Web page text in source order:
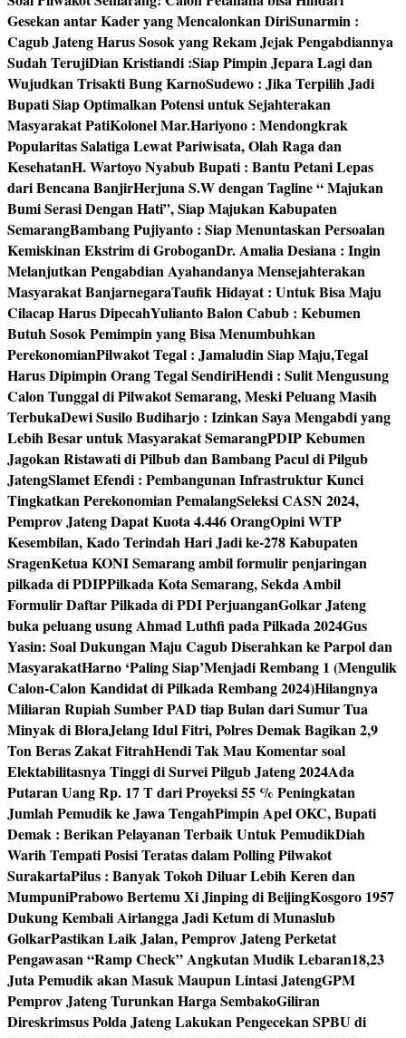
Gesekan antar Kader yang Mencalonkan DiriSunarmin :
Cagub Jateng Harus Sosok yang Rekam Jejak Pengabdiannya
Sudah TerujiDian Kristiandi :Siap Pimpin Jepara Lagi dan
Wujudkan Trisakti Bung KarnoSudewo : Jika Terpilih Jadi
Bupati Siap Optimalkan Potensi untuk Sejahterakan
Masyarakat PatiKolonel Mar.Hariyono : Mendongkrak
Popularitas Salatiga Lewat Pariwisata, Olah Raga dan
KesehatanH. Wartoyo Nyabub Bupati : Bantu Petani Lepas
dari Bencana BanjirHerjuna S.W dengan Tagline “ Majukan
Bumi Serasi Dengan Hati”, Siap Majukan Kabupaten
SemarangBambang Pujiyanto : Siap Menuntaskan Persoalan
Kemiskinan Ekstrim di GroboganDr. Amalia Desiana : Ingin
Melanjutkan Pengabdian Ayahandanya Mensejahterakan
Masyarakat BanjarnegaraTaufik Hidayat : Untuk Bisa Maju
Cilacap Harus DipecahYulianto Balon Cabub : Kebumen
Butuh Sosok Pemimpin yang Bisa Menumbuhkan
PerekonomianPilwakot Tegal : Jamaludin Siap Maju,Tegal
Harus Dipimpin Orang Tegal SendiriHendi : Sulit Mengusung
Calon Tunggal di Pilwakot Semarang, Meski Peluang Masih
TerbukaDewi Susilo Budiharjo : Izinkan Saya Mengabdi yang
Lebih Besar untuk Masyarakat SemarangPDIP Kebumen
Jagokan Ristawati di Pilbub dan Bambang Pacul di Pilgub
JatengSlamet Efendi : Pembangunan Infrastruktur Kunci
Tingkatkan Perekonomian PemalangSeleksi CASN 2024,
Pemprov Jateng Dapat Kuota 4.446 OrangOpini WTP
Kesembilan, Kado Terindah Hari Jadi ke-278 Kabupaten
SragenKetua KONI Semarang ambil formulir penjaringan
pilkada di PDIPPilkada Kota Semarang, Sekda Ambil
Formulir Daftar Pilkada di PDI PerjuanganGolkar Jateng
buka peluang usung Ahmad Luthfi pada Pilkada 2024Gus
Yasin: Soal Dukungan Maju Cagub Diserahkan ke Parpol dan
MasyarakatHarno ‘Paling Siap’Menjadi Rembang 1 (Mengulik
Calon-Calon Kandidat di Pilkada Rembang 2024)Hilangnya
Miliaran Rupiah Sumber PAD tiap Bulan dari Sumur Tua
Minyak di BloraJelang Idul Fitri, Polres Demak Bagikan 2,9
Ton Beras Zakat FitrahHendi Tak Mau Komentar soal
Elektabilitasnya Tinggi di Survei Pilgub Jateng 2024Ada
Putaran Uang Rp. 17 T dari Proyeksi 55 % Peningkatan
Jumlah Pemudik ke Jawa TengahPimpin Apel OKC, Bupati
Demak : Berikan Pelayanan Terbaik Untuk PemudikDiah
Warih Tempati Posisi Teratas dalam Polling Pilwakot
SurakartaPilus : Banyak Tokoh Diluar Lebih Keren dan
MumpuniPrabowo Bertemu Xi Jinping di BeijingKosgoro 1957
Dukung Kembali Airlangga Jadi Ketum di Munaslub
GolkarPastikan Laik Jalan, Pemprov Jateng Perketat
Pengawasan “Ramp Check” Angkutan Mudik Lebaran18,23
Juta Pemudik akan Masuk Maupun Lintasi JatengGPM
Pemprov Jateng Turunkan Harga SembakoGiliran
Direskrimsus Polda Jateng Lakukan Pengecekan SPBU di